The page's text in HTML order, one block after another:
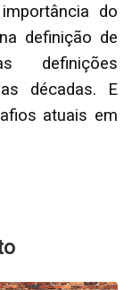
do
definição de
definições
décadas. E
atuais em